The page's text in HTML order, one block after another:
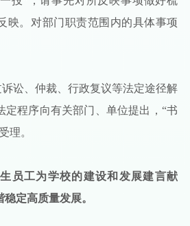
映。对部门职责范围内的具体事项
讼、仲裁、行政复议等法定途径解
定程序向有关部门、单位提出，“书
理。
员工为学校的建设和发展建言献
定高质量发展。